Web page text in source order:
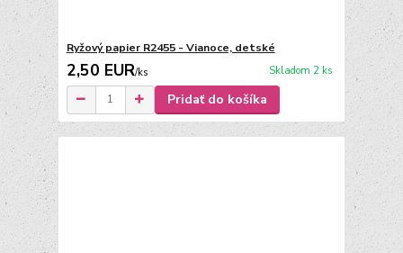
Ryžový papier R2455 - Vianoce, detské
2,50 EUR/ks Skladom 2 ks
Pridať do košíka